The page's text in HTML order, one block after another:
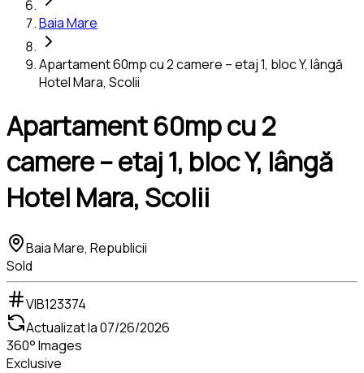
Baia Mare
Apartament 60mp cu 2 camere – etaj 1, bloc Y, lângă
Hotel Mara, Scolii
Apartament 60mp cu 2
camere – etaj 1, bloc Y, lângă
Hotel Mara, Scolii
Baia Mare, Republicii
Sold
VIB123374
Actualizat la07/26/2026
360° Images
Exclusive